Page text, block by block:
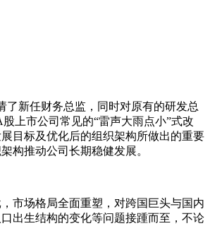
新任财务总监，同时对原有的研发总
上市公司常见的“雷声大雨点小”式改
目标及优化后的组织架构所做出的重要
构推动公司长期稳健发展。
市场格局全面重塑，对跨国巨头与国内
出生结构的变化等问题接踵而至，不论